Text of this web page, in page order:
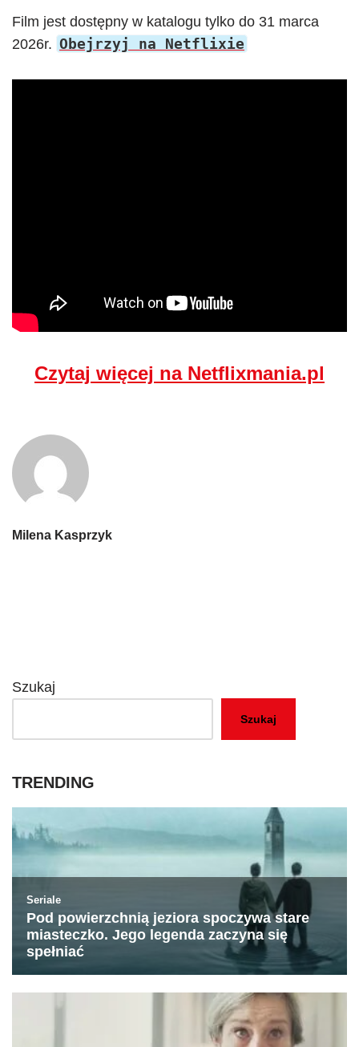
Film jest dostępny w katalogu tylko do 31 marca
2026r. Obejrzyj na Netflixie
Czytaj więcej na Netflixmania.pl
Milena Kasprzyk
Szukaj
Szukaj
TRENDING